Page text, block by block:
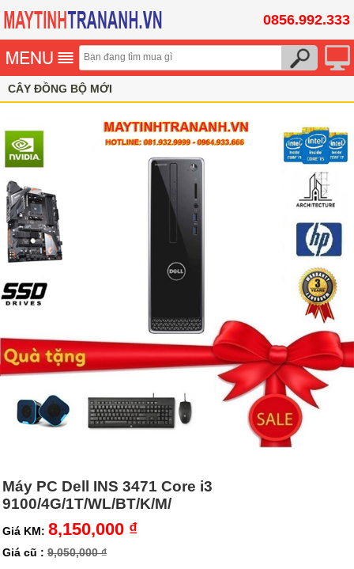
0856.992.333
CÂY ĐỒNG BỘ MỚI
Máy PC Dell INS 3471 Core i3
9100/4G/1T/WL/BT/K/M/
Giá KM: 8,150,000 ₫
Giá cũ : 9,050,000 ₫